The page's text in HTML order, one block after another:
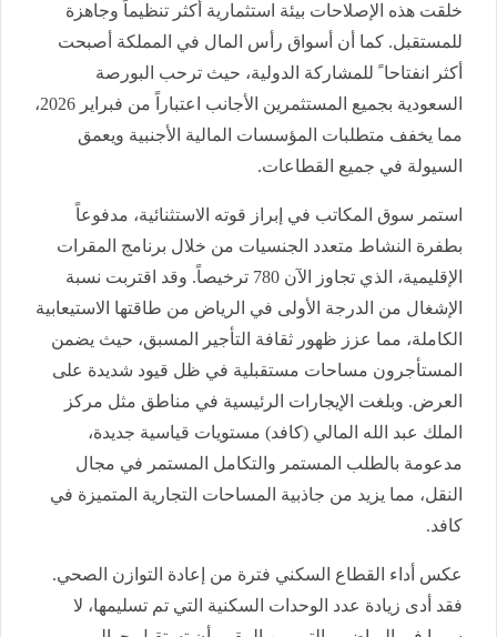
خلقت هذه الإصلاحات بيئة استثمارية أكثر تنظيماً وجاهزة
للمستقبل. كما أن أسواق رأس المال في المملكة أصبحت
أكثر انفتاحا ً للمشاركة الدولية، حيث ترحب البورصة
السعودية بجميع المستثمرين الأجانب اعتباراً من فبراير 2026،
مما يخفف متطلبات المؤسسات المالية الأجنبية ويعمق
السيولة في جميع القطاعات.
استمر سوق المكاتب في إبراز قوته الاستثنائية، مدفوعاً
بطفرة النشاط متعدد الجنسيات من خلال برنامج المقرات
الإقليمية، الذي تجاوز الآن 780 ترخيصاً. وقد اقتربت نسبة
الإشغال من الدرجة الأولى في الرياض من طاقتها الاستيعابية
الكاملة، مما عزز ظهور ثقافة التأجير المسبق، حيث يضمن
المستأجرون مساحات مستقبلية في ظل قيود شديدة على
العرض. وبلغت الإيجارات الرئيسية في مناطق مثل مركز
الملك عبد الله المالي (كافد) مستويات قياسية جديدة،
مدعومة بالطلب المستمر والتكامل المستمر في مجال
النقل، مما يزيد من جاذبية المساحات التجارية المتميزة في
كافد.
عكس أداء القطاع السكني فترة من إعادة التوازن الصحي.
فقد أدى زيادة عدد الوحدات السكنية التي تم تسليمها، لا